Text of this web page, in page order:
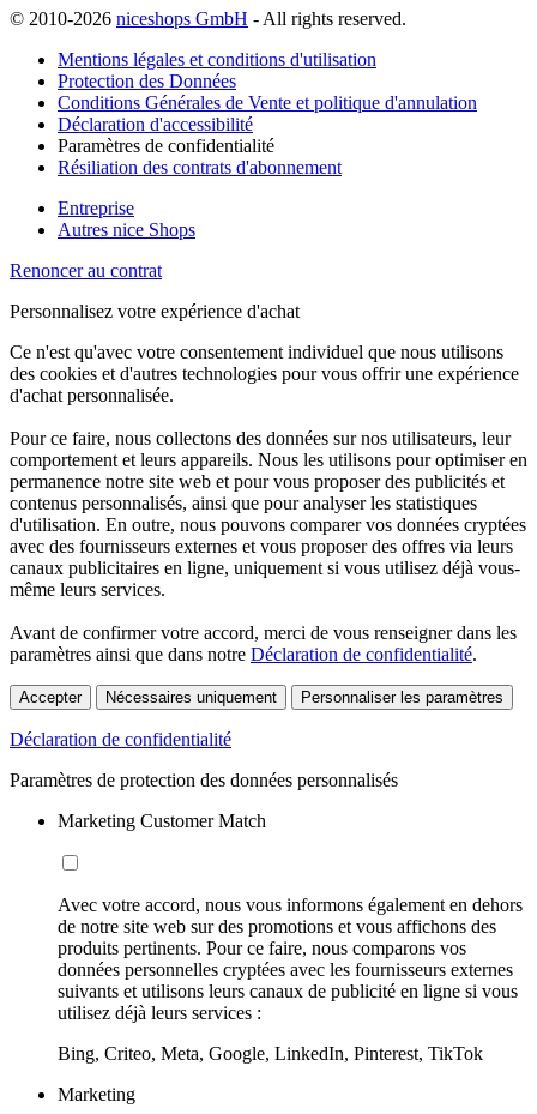
© 2010-2026 niceshops GmbH - All rights reserved.
Mentions légales et conditions d'utilisation
Protection des Données
Conditions Générales de Vente et politique d'annulation
Déclaration d'accessibilité
Paramètres de confidentialité
Résiliation des contrats d'abonnement
Entreprise
Autres nice Shops
Renoncer au contrat
Personnalisez votre expérience d'achat
Ce n'est qu'avec votre consentement individuel que nous utilisons
des cookies et d'autres technologies pour vous offrir une expérience
d'achat personnalisée.
Pour ce faire, nous collectons des données sur nos utilisateurs, leur
comportement et leurs appareils. Nous les utilisons pour optimiser en
permanence notre site web et pour vous proposer des publicités et
contenus personnalisés, ainsi que pour analyser les statistiques
d'utilisation. En outre, nous pouvons comparer vos données cryptées
avec des fournisseurs externes et vous proposer des offres via leurs
canaux publicitaires en ligne, uniquement si vous utilisez déjà vous-
même leurs services.
Avant de confirmer votre accord, merci de vous renseigner dans les
paramètres ainsi que dans notre Déclaration de confidentialité.
Accepter Nécessaires uniquement Personnaliser les paramètres
Déclaration de confidentialité
Paramètres de protection des données personnalisés
Marketing Customer Match
Avec votre accord, nous vous informons également en dehors
de notre site web sur des promotions et vous affichons des
produits pertinents. Pour ce faire, nous comparons vos
données personnelles cryptées avec les fournisseurs externes
suivants et utilisons leurs canaux de publicité en ligne si vous
utilisez déjà leurs services :
Bing, Criteo, Meta, Google, LinkedIn, Pinterest, TikTok
Marketing